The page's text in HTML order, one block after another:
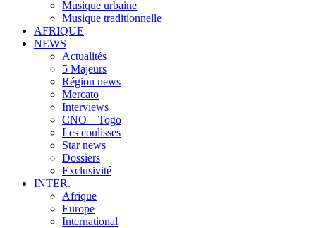
Musique urbaine
Musique traditionnelle
AFRIQUE
NEWS
Actualités
5 Majeurs
Région news
Mercato
Interviews
CNO – Togo
Les coulisses
Star news
Dossiers
Exclusivité
INTER.
Afrique
Europe
International